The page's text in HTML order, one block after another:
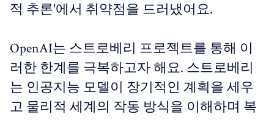
적 추론'에서 취약점을 드러냈어요.
OpenAI는 스트로베리 프로젝트를 통해 이
러한 한계를 극복하고자 해요. 스트로베리
는 인공지능 모델이 장기적인 계획을 세우
고 물리적 세계의 작동 방식을 이해하며 복